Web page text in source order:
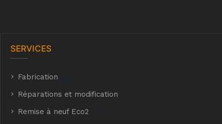
SERVICES
Fabrication
Réparations et modification
Remise à neuf Eco2